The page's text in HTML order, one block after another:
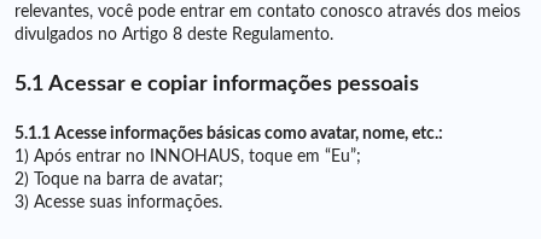
relevantes, você pode entrar em contato conosco através dos meios
divulgados no Artigo 8 deste Regulamento.
5.1 Acessar e copiar informações pessoais
5.1.1 Acesse informações básicas como avatar, nome, etc.:
1) Após entrar no INNOHAUS, toque em “Eu”;
2) Toque na barra de avatar;
3) Acesse suas informações.